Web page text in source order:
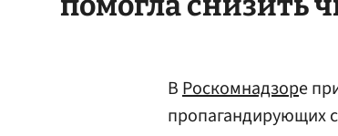
ВРоскомнадзоре
пропагандирующих